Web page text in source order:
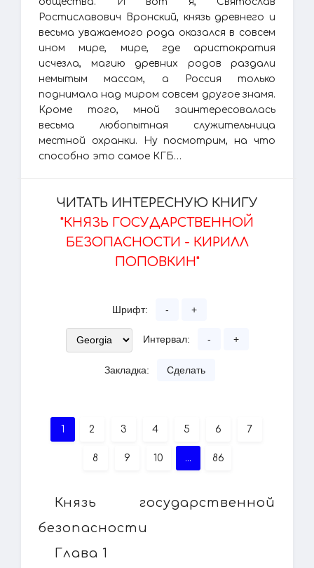
Ростиславович Вронский, князь древнего и
весьма уважаемого рода оказался в совсем
ином мире, мире, где аристократия
исчезла, магию древних родов раздали
немытым массам, а Россия только
поднимала над миром совсем другое знамя.
Кроме того, мной заинтересовалась
весьма любопытная служительница
местной охранки. Ну посмотрим, на что
способно это самое КГБ…
ЧИТАТЬ ИНТЕРЕСНУЮ КНИГУ
"КНЯЗЬ ГОСУДАРСТВЕННОЙ
БЕЗОПАСНОСТИ - КИРИЛЛ
ПОПОВКИН"
Шрифт: - +
Интервал: - +
Закладка: Сделать
1 2 3 4 5 6 7
8 9 10 ... 86
Князь государственной
безопасности
Глава 1